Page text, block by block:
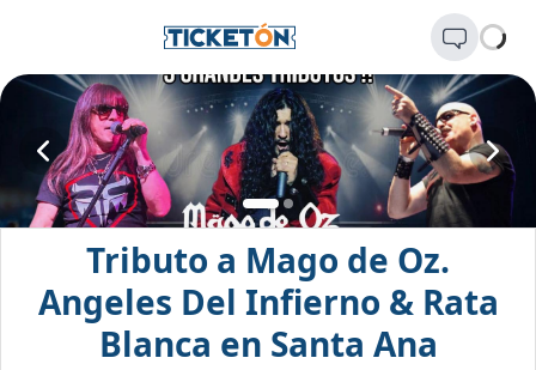
Tributo a Mago de Oz.
Angeles Del Infierno & Rata
Blanca en Santa Ana